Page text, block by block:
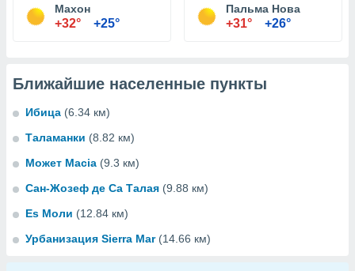
Махон
+32° +25°
Пальма Нова
+31° +26°
Ближайшие населенные пункты
Ибица (6.34 км)
Таламанки (8.82 км)
Может Macia (9.3 км)
Сан-Жозеф де Са Талая (9.88 км)
Es Моли (12.84 км)
Урбанизация Sierra Mar (14.66 км)